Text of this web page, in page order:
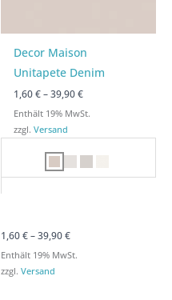
Decor Maison
Unitapete Denim
1,60€ –39,90€
Enthält 19% MwSt.
zzgl.Versand
1,60€–39,90€
Enthält 19% MwSt.
zzgl. Versand